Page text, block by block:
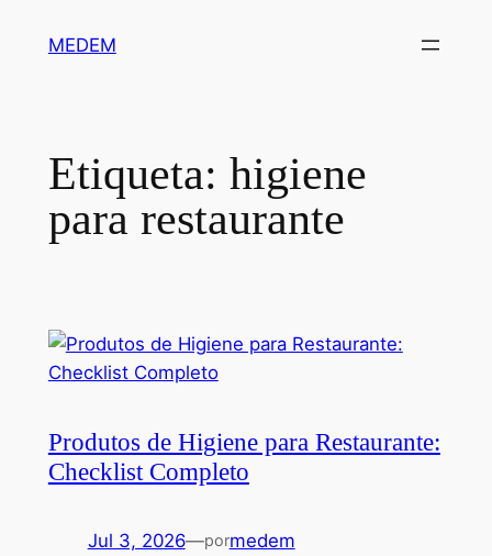
MEDEM
Etiqueta: higiene
para restaurante
Produtos de Higiene para Restaurante:
Checklist Completo
Jul 3, 2026—pormedem